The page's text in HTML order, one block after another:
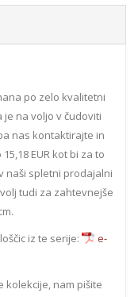
po zelo kvalitetni
je na voljo v čudoviti
nas kontaktirajte in
EUR kot bi za to
naši spletni prodajalni
tudi za zahtevnejše
iz te serije:
e-
kolekcije, nam pišite